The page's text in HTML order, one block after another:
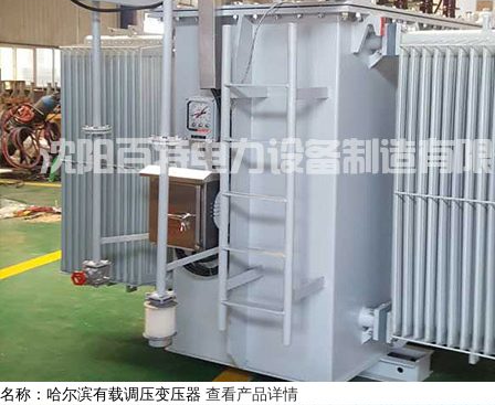
名称：哈尔滨有载调压变压器 查看产品详情